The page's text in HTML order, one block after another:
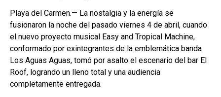
Playa del Carmen.— La nostalgia y la energía se
fusionaron la noche del pasado viernes 4 de abril, cuando
el nuevo proyecto musical Easy and Tropical Machine,
conformado por exintegrantes de la emblemática banda
Los Aguas Aguas, tomó por asalto el escenario del bar El
Roof, logrando un lleno total y una audiencia
completamente entregada.